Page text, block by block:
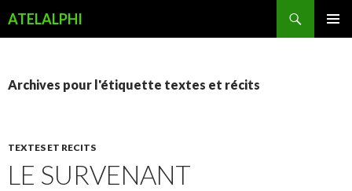
ATELALPHI
PRINCIPAL
Archives pour l'étiquette textes et récits
TEXTES ET RECITS
LE SURVENANT